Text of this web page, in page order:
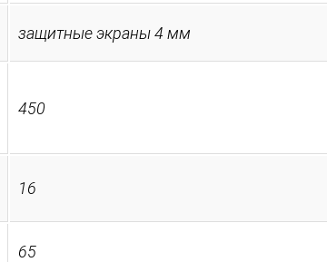
защитные экраны 4 мм
450
16
65